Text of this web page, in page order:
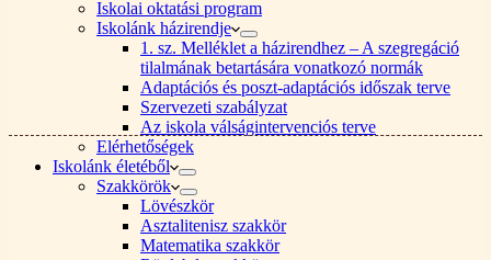
Iskolai oktatási program
Iskolánk házirendje
1. sz. Melléklet a házirendhez – A szegregáció
tilalmának betartására vonatkozó normák
Adaptációs és poszt-adaptációs időszak terve
Szervezeti szabályzat
Az iskola válságintervenciós terve
Elérhetőségek
Iskolánk életéből
Szakkörök
Lövészkör
Asztalitenisz szakkör
Matematika szakkör